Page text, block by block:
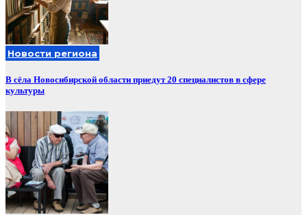
Новости региона
В сёла Новосибирской области приедут 20 специалистов в сфере
культуры